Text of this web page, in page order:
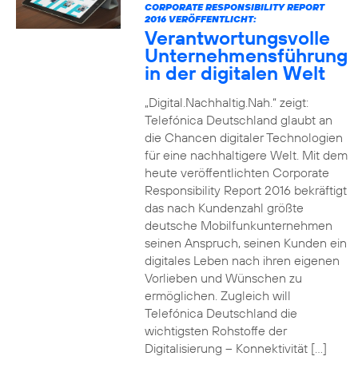
CORPORATE RESPONSIBILITY REPORT
2016 VERÖFFENTLICHT:
Verantwortungsvolle
Unternehmensführung
in der digitalen Welt
„Digital.Nachhaltig.Nah.“ zeigt:
Telefónica Deutschland glaubt an
die Chancen digitaler Technologien
für eine nachhaltigere Welt. Mit dem
heute veröffentlichten Corporate
Responsibility Report 2016 bekräftigt
das nach Kundenzahl größte
deutsche Mobilfunkunternehmen
seinen Anspruch, seinen Kunden ein
digitales Leben nach ihren eigenen
Vorlieben und Wünschen zu
ermöglichen. Zugleich will
Telefónica Deutschland die
wichtigsten Rohstoffe der
Digitalisierung – Konnektivität […]